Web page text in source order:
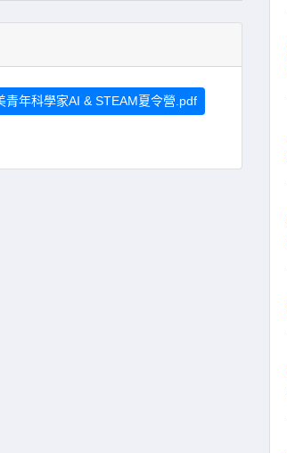
青年科學家AI & STEAM夏令營.pdf